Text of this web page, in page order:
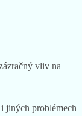
vliv na